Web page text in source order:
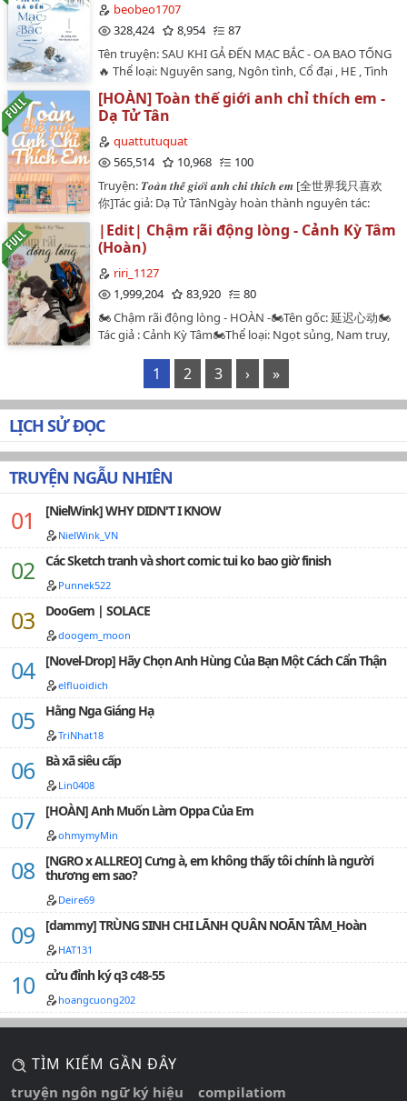
lăn lộn trên giường cùng bạn trúc mã là thế nào?
Phương Nhiên không biết mười năm qua Hoắc Diễn
đã ăn gì mà lớn lên như vậy. Thân hình anh vạm vỡ cao
lớn, khi ôm Phương Nhiên giống như đang ôm một
con gấu bông cỡ bự. Anh có thể dễ dàng nắm chặt cổ
chân cậu, kéo tuột người về phía mình khi cậu đang
liều mạng bò lên phía trước để chạy trốn.Chính hành
động muốn bỏ chạy này của Phương Nhiên đã kích
thích Hoắc Diễn. Ánh mắt người đàn ông tối sầm lại,
anh càng ra sức ôm chặt lấy cậu, giọng nói hơi khàn
đi:"Thật muốn nhốt bé con lại quá đi.".•♫•♬• Tửu Liên
Yên Vũ •♬•♫•.…
beobeo1707
328,424
8,954
87
Tên truyện: SAU KHI GẢ ĐẾN MẠC BẮC - OA BAO TỐNG
🔥 Thể loại: Nguyên sang, Ngôn tình, Cổ đại , HE , Tình
cảm , Song khiết 🕊️ , Hào môn thế gia , Gương vỡ lại
lành , Cưới trước yêu sau , Cung đình hầu tước , Thiên
chi kiêu tử , Duyên trời tác hợp , Kim bài đề cử 🥇 , 1v1 ,
Thị giác nữ chủ🌷 Số chương: 78 chương + 9 NT 🌷
Wikidich: Reine Dunkeln🌷 Editor: Áo bông nhỏ/ Trên
trí tuệ thông minh, cứng cỏi vs sói cô độc hoang dã giá
trị max】🎋 Giới thiệu: Thẩm Du Khanh năm 10 tuổi
đến Thư viện, đến tuổi cập kê mới rời trường trở về
nhà, năm ấy trong lòng nàng đã có người, hao hết tâm
lành uyên bác. Lại không nghĩ có ngày sẽ phạm sai
lầm, bị bắt xuất giá đến Mạc Bắc, làm Vương phi Mạc
Bắc.Đến khi nàng viết đến bức thư mượn cớ ở nhà thứ
30, người đàn ông mặc Hồ phục kia đã ghìm cương
ngựa, đuổi theo tới tận Thượng Kinh."Vì cái tên mọt
sách kia mới không muốn theo ta?"Một đêm nọ, nến
đỏ đang cháy, ô cửa sổ ẩn hiện bóng người, người đàn
ông khàn giọng thì thầm.Thẩm Du Khanh không muốn
Nghiên đen mặt, nhéo cằm nàng, cắn răng uy hiếp,
"Còn dám nhớ hắn ta, bổn vương liền băm hắn ra cho
chó ăn."【Nàng yêu hắn xương cốt ương ngạnh, cũng
yêu tình cảm cao ngạo của hắn.】1. Nam nữ đều
qua nam 8.3. Kết cục HE🌈 Tag: Yêu sâu sắc; Gương vỡ
lại lành; Duyên trời tác hợp; Thiên chi kiều tử🌈 Vai ch…
[HOÀN] Toàn thế giới anh chỉ thích em -
Dạ Tử Tân
quattutuquat
565,514
10,968
100
Truyện: 𝑻𝒐𝒂̀𝒏 𝒕𝒉𝒆̂́ 𝒈𝒊𝒐̛́𝒊 𝒂𝒏𝒉 𝒄𝒉𝒊̉ 𝒕𝒉𝒊́𝒄𝒉 𝒆𝒎 [全世界我只喜欢
你]Tác giả: Dạ Tử TânNgày hoàn thành nguyên tác:
18/06/2020Ngày hoàn thành bản dịch: 04/02/2024Edit
+ Beta: quattutuquat Số chương: 97 chương (62
chương chính văn + 35 phiên ngoại)❄️ Một câu giới
thiệu vắn tắt: Tái hợp ngọt ngào, gương vỡ lại lành, là
duy nhất của nhau❄️ Thể loại: Hào môn thế gia, thiên
Sơ X Thẩm Băng Đàn❄️ Sói xám xấu xa tâm cơ X Thỏ
trắng nhỏ dễ thương❄️ Đôi mối tình đầu, song xử, nam
nữ là bạn học cũ…
|Edit| Chậm rãi động lòng - Cảnh Kỳ Tâm
(Hoàn)
riri_1127
1,999,204
83,920
80
🏍️ Chậm rãi động lòng - HOÀN -🏍️Tên gốc: 延迟心动🏍️
Tác giả : Cảnh Kỳ Tâm🏍️Thể loại: Ngọt sủng, Nam truy,
duyên , 1v1 , Thị giác nữ chủ, HE🏍️ Độ dài: 69 chương +
5NT 🏍️Editor : riri_1127Tay đua cool ngầu x nhà thiết kế
sườn xámNữ chính đoan trang xinh đẹp dịu dàng x
Nam chính thâm tình, soái khí, lưu manh nhưng là lưu
manh tinh tế và có văn hóa=)))
______________________________________Trì thần vừa A
vừa khốc, nếu có thể ngồi sau xe anh ấy dạo phố, nghĩ
thôi cũng đã phấn khích như lên thiên đường.Đối với
lời ca thán này, Viêm Trì chỉ nhàn nhạt tỏ vẻ "Các người
mới có thể ngồi"❤️ Một ngày nọ, Trì thần đổi xe mới
dạo phố oanh tạc trên đường, sau xe vậy mà lại xuất
của bọn họ lái xe băng qua nửa thành phố chỉ để mua
cho tiểu mỹ nhân của hắn ly trà sữa, ở nơi mà xa quá
Nghê Thường tỏ vẻ không tán thành, ôm cánh tay hờn
dỗi "Dùng chiếc moto Harley của anh đi giao hàng, tiền
phí hẳn là rất cao tôi không trả nổi đâu."Viêm Trì nhẹ
nhàng đưa tay ôm lấy vòng eo nhỏ của cô, trầm giọng
nói "Ngoan nào, tôi không cần tiền."Anh đưa một bên
mặt sát lại gần cô: "Hôn một cái, tôi liền trở thành kỵ sĩ
độc quyền của em"# Ôn nhu của tôi chỉ em mới có thể
thấy# Công chúa của tôi không cần kiễng chân, kỵ sĩ sẽ
1 2 3 › »
LỊCH SỬ ĐỌC
TRUYỆN NGẪU NHIÊN
[NielWink] WHY DIDN'T I KNOW
NielWink_VN
Các Sketch tranh và short comic tui ko bao giờ finish
Punnek522
DooGem | SOLACE
doogem_moon
[Novel-Drop] Hãy Chọn Anh Hùng Của Bạn Một Cách Cẩn Thận
elfluoidich
Hằng Nga Giáng Hạ
TriNhat18
Bà xã siêu cấp
Lin0408
[HOÀN] Anh Muốn Làm Oppa Của Em
ohmymyMin
[NGRO x ALLREO] Cưng à, em không thấy tôi chính là người
thương em sao?
Deire69
[dammy] TRÙNG SINH CHI LÃNH QUÂN NOÃN TÂM_Hoàn
HAT131
cửu đỉnh ký q3 c48-55
hoangcuong202
TÌM KIẾM GẦN ĐÂY
truyện ngôn ngữ ký hiệu compilatiom